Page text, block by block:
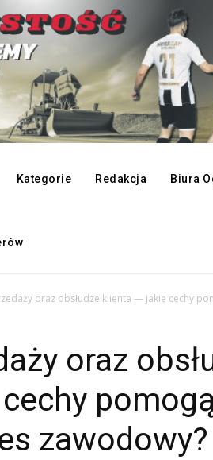
Kategorie Redakcja Biura
oraz obsłudze klienta — jakie cechy
oraz
pomogą
zawodowy?